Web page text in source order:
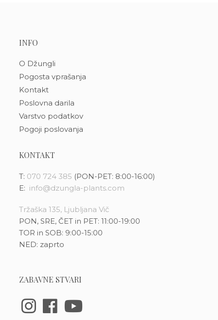
INFO
O Džungli
Pogosta vprašanja
Kontakt
Poslovna darila
Varstvo podatkov
Pogoji poslovanja
KONTAKT
T: 070 724 385 (PON-PET: 8:00-16:00)
E: info@dzungla-plants.com
Tržaška 135, Ljubljana Vič
PON, SRE, ČET in PET: 11:00-19:00
TOR in SOB: 9:00-15:00
NED: zaprto
ZABAVNE STVARI